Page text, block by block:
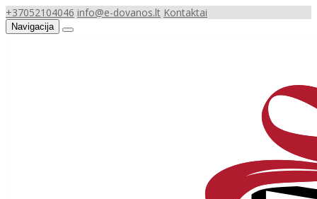
+37052104046 info@e-dovanos.lt Kontaktai
Navigacija